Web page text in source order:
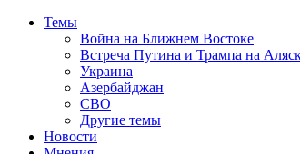
Темы
Война на Ближнем Востоке
Встреча Путина и Трампа на
Украина
Азербайджан
СВО
Другие темы
Новости